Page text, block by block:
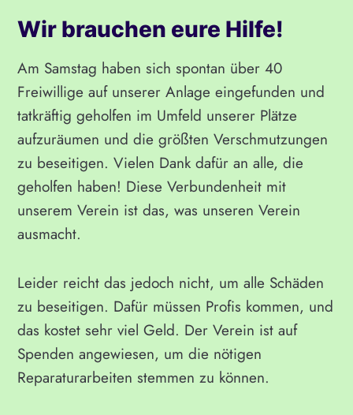
Wir brauchen eure Hilfe!
Am Samstag haben sich spontan über 40
Freiwillige auf unserer Anlage eingefunden und
tatkräftig geholfen im Umfeld unserer Plätze
aufzuräumen und die größten Verschmutzungen
zu beseitigen. Vielen Dank dafür an alle, die
geholfen haben! Diese Verbundenheit mit
unserem Verein ist das, was unseren Verein
ausmacht.
Leider reicht das jedoch nicht, um alle Schäden
zu beseitigen. Dafür müssen Profis kommen, und
das kostet sehr viel Geld. Der Verein ist auf
Spenden angewiesen, um die nötigen
Reparaturarbeiten stemmen zu können.